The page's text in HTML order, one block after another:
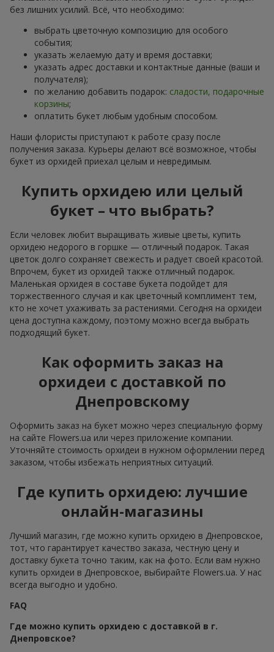
без лишних усилий. Всё, что необходимо:
выбрать цветочную композицию для особого
события;
указать желаемую дату и время доставки;
указать адрес доставки и контактные данные (ваши и
получателя);
по желанию добавить подарок: сладости, подарочные
корзины;
оплатить букет любым удобным способом.
Наши флористы приступают к работе сразу после
получения заказа. Курьеры делают всё возможное, чтобы
букет из орхидей приехал целым и невредимым.
Купить орхидею или целый
букет – что выбрать?
Если человек любит выращивать живые цветы, купить
орхидею недорого в горшке — отличный подарок. Такая
цветок долго сохраняет свежесть и радует своей красотой.
Впрочем, букет из орхидей также отличный подарок.
Маленькая орхидея в составе букета подойдет для
торжественного случая и как цветочный комплимент тем,
кто не хочет ухаживать за растениями. Сегодня на орхидеи
цена доступна каждому, поэтому можно всегда выбрать
подходящий букет.
Как оформить заказ на
орхидеи с доставкой по
Днепровскому
Оформить заказ на букет можно через специальную форму
на сайте Flowers.ua или через приложение компании.
Уточняйте стоимость орхидеи в нужном оформлении перед
заказом, чтобы избежать неприятных ситуаций.
Где купить орхидею: лучшие
онлайн-магазины
Лучший магазин, где можно купить орхидею в Днепровское,
тот, что гарантирует качество заказа, честную цену и
доставку букета точно таким, как на фото. Если вам нужно
купить орхидеи в Днепровское, выбирайте Flowers.ua. У нас
всегда выгодно и удобно.
FAQ
Где можно купить орхидею с доставкой в г.
Днепровское?